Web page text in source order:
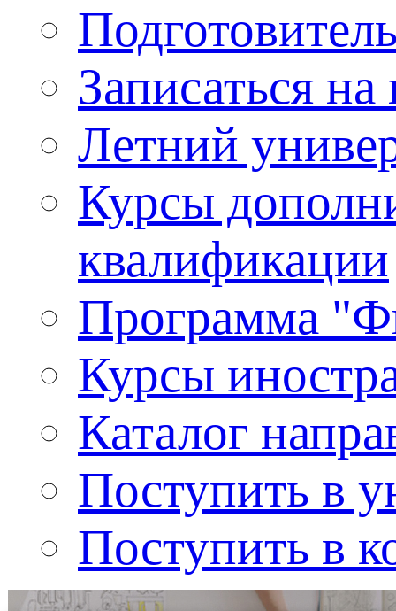
Записаться
Летний
Курсы
квалификации
Программа
Курсы
Каталог
Поступить в
Поступить в